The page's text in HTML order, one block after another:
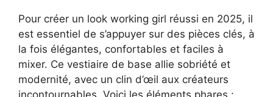
Pour créer un look working girl réussi en 2025, il
est essentiel de s’appuyer sur des pièces clés, à
la fois élégantes, confortables et faciles à
mixer. Ce vestiaire de base allie sobriété et
modernité, avec un clin d’œil aux créateurs
incontournables. Voici les éléments phares :